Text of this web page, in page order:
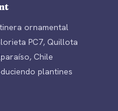
ornamental
PC7, Quillota
Chile
plantines